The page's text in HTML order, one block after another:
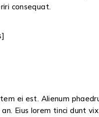
consequat.
ei est. Alienum
Eius lorem tinci dunt